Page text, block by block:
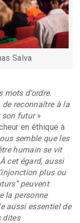
Salva
mots d’ordre.
de reconnaître à la
son futur»
en éthique à
semble que les
humain se vit
cet égard, aussi
plus ou
peuvent
la personne
aussi essentiel de
dites